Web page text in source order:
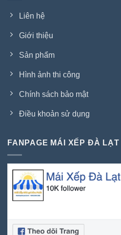
Liên hệ
Giới thiệu
Sản phẩm
Hình ảnh thi công
Chính sách bảo mật
Điều khoản sử dụng
FANPAGE MÁI XẾP ĐÀ LẠT